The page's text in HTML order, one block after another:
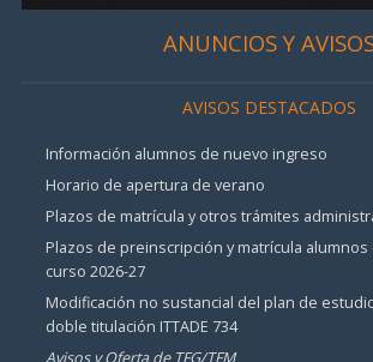
ANUNCIOS Y
AVISOS DESTACADOS
Información alumnos de nuevo ingreso
Horario de apertura de verano
Plazos de matrícula y otros trámites
Plazos de preinscripción y matrícula
curso 2026-27
Modificación no sustancial del plan de
doble titulación ITTADE 734
Avisos y Oferta de TFG/TFM